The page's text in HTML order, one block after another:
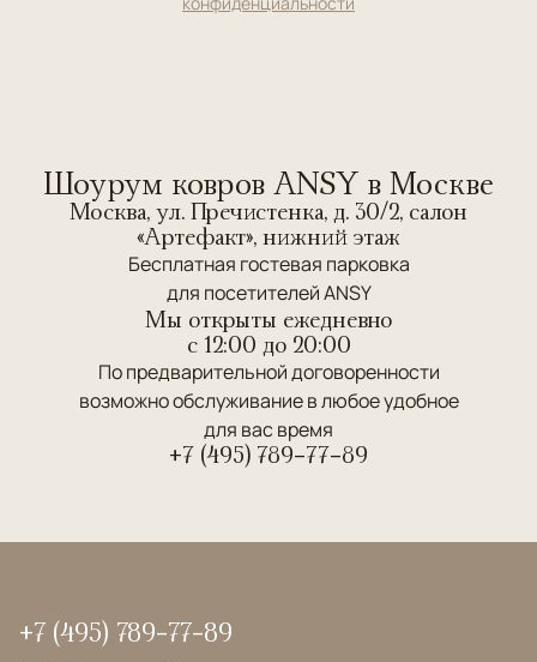
Шоурум ковров ANSY в Москве
Москва, ул. Пречистенка, д. 30/2, салон
«Артефакт», нижний этаж
Бесплатная гостевая парковка
для посетителей ANSY
Мы открыты ежедневно
c 12:00 до 20:00
По предварительной договоренности
возможно обслуживание в любое удобное
для вас время
+7 (495) 789-77-89
+7 (495) 789-77-89